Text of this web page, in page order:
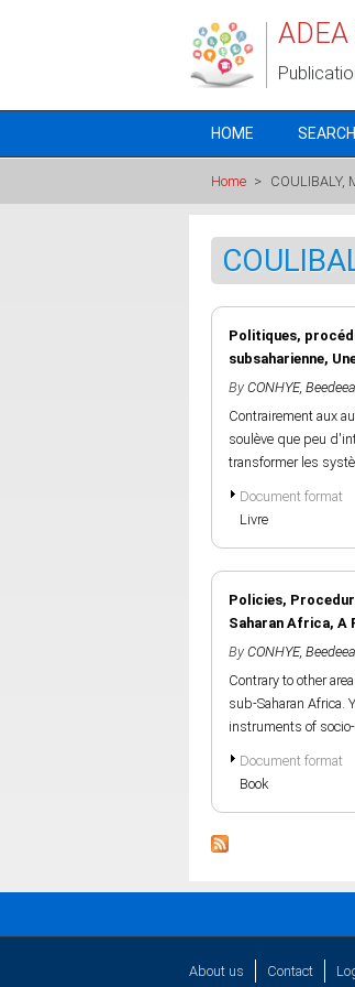
HOME SEARCH
Home > COULIBALY,
Politiques,
subsaharienne,
By CONHYE,
Contrairement aux
soulève que peu
transformer les
Document format
Livre
Policies,
Saharan Africa, A
By CONHYE,
Contrary to other
sub-Saharan Africa.
instruments of
Document format
Book
About us Contact